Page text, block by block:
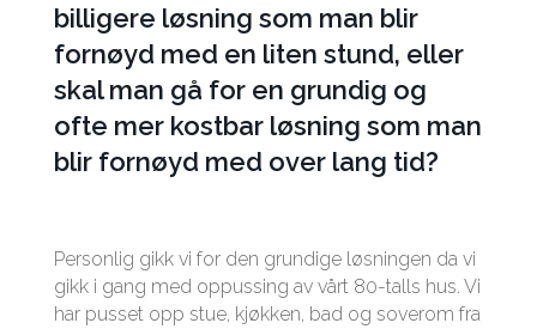
billigere løsning som man blir
fornøyd med en liten stund, eller
skal man gå for en grundig og
ofte mer kostbar løsning som man
blir fornøyd med over lang tid?
Personlig gikk vi for den grundige løsningen da vi
gikk i gang med oppussing av vårt 80-talls hus. Vi
har pusset opp stue, kjøkken, bad og soverom fra